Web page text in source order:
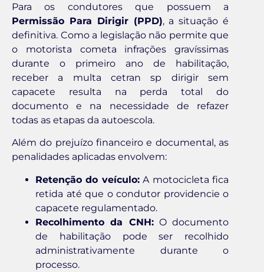
Para os condutores que possuem a
Permissão Para Dirigir (PPD), a situação é
definitiva. Como a legislação não permite que
o motorista cometa infrações gravíssimas
durante o primeiro ano de habilitação,
receber a multa cetran sp dirigir sem
capacete resulta na perda total do
documento e na necessidade de refazer
todas as etapas da autoescola.
Além do prejuízo financeiro e documental, as
penalidades aplicadas envolvem:
Retenção do veículo:A motocicleta fica
retida até que o condutor providencie o
capacete regulamentado.
Recolhimento da CNH:O documento
de habilitação pode ser recolhido
administrativamente durante o
processo.